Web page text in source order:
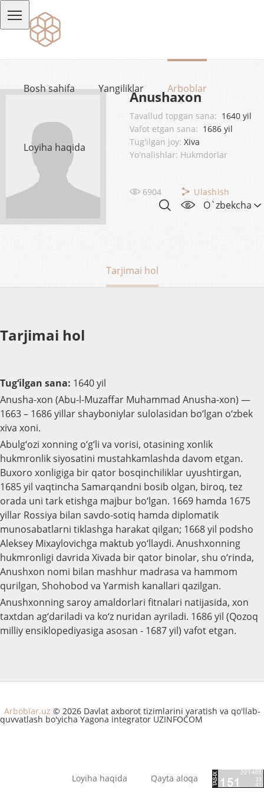
Bosh sahifa Yangiliklar Arboblar
Loyiha haqida
O`zbekcha
Anushaxon
Tavallud topgan sana: 1640 yil
Vafot etgan sana: 1686 yil
Tug'ilgan joy: Xiva
Yo'nalishlar: Hukmdorlar
6904 Ulashish
Tarjimai hol
Tarjimai hol
Tug‘ilgan sana: 1640 yil
Anusha-xon (Abu-l-Muzaffar Muhammad Anusha-xon) —
1663 – 1686 yillar shayboniylar sulolasidan bo‘lgan o‘zbek
xiva xoni.
Abulg‘ozi xonning o‘g‘li va vorisi, otasining xonlik
hukmronlik siyosatini mustahkamlashda davom etgan.
Buxoro xonligiga bir qator bosqinchiliklar uyushtirgan,
1685 yil vaqtincha Samarqandni bosib olgan, biroq, tez
orada uni tark etishga majbur bo‘lgan. 1669 hamda 1675
yillar Rossiya bilan savdo-sotiq hamda diplomatik
munosabatlarni tiklashga harakat qilgan; 1668 yil podsho
Aleksey Mixaylovichga maktub yo‘llaydi. Anushxonning
hukmronligi davrida Xivada bir qator binolar, shu o‘rinda,
Anushxon nomi bilan mashhur madrasa va hammom
qurilgan, Shohobod va Yarmish kanallari qazilgan.
Anushxonning saroy amaldorlari fitnalari natijasida, xon
taxtdan ag‘dariladi va ko‘z nuridan ayriladi. 1686 yil (Qozoq
milliy ensiklopediyasiga asosan - 1687 yil) vafot etgan.
Arboblar.uz © 2026 Davlat axborot tizimlarini yaratish va qo'llab-
quvvatlash bo'yicha Yagona integrator UZINFOCOM
Loyiha haqida Qayta aloqa